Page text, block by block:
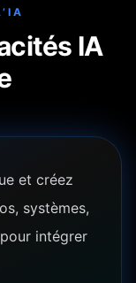
IA
et créez
systèmes,
intégrer